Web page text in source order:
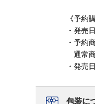
《予約
・発売
・予約
通常商
・発売
包装に